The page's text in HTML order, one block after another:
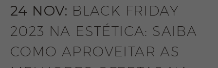
24 NOV: BLACK FRIDAY
2023 NA ESTÉTICA: SAIBA
COMO APROVEITAR AS